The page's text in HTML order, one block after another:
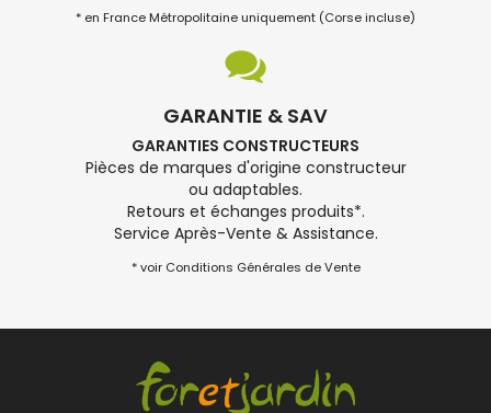
* en France Métropolitaine uniquement (Corse incluse)
GARANTIE & SAV
GARANTIES CONSTRUCTEURS
Pièces de marques d'origine constructeur
ou adaptables.
Retours et échanges produits*.
Service Après-Vente & Assistance.
* voir Conditions Générales de Vente